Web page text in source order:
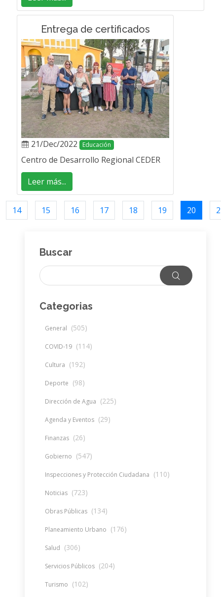
Entrega de certificados
21/Dec/2022 Educación
Centro de Desarrollo Regional CEDER
Leer más...
14 15 16 17 18 19 20
Buscar
Categorias
General (505)
COVID-19 (114)
Cultura (192)
Deporte (98)
Dirección de Agua (225)
Agenda y Eventos (29)
Finanzas (26)
Gobierno (547)
Inspecciones y Protección Ciudadana (110)
Noticias (723)
Obras Públicas (134)
Planeamiento Urbano (176)
Salud (306)
Servicios Públicos (204)
Turismo (102)